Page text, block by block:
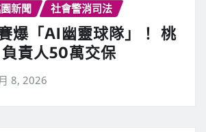
新聞 社會警消司法
爆「AI幽靈球隊」！ 桃
責人50萬交保
8, 2026